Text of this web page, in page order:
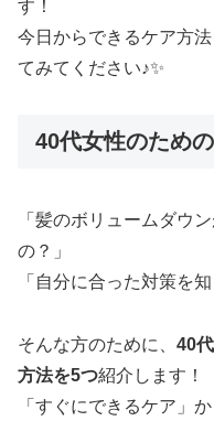
す！
今日からできるケア方
てみてください♪✨
40代女性のため
「髪のボリュームダウ
の？」
「自分に合った対策を知
そんな方のために、 40
方法を5つ紹介します！
「すぐにできるケア」